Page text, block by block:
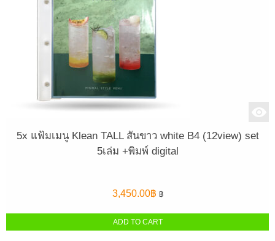
5x แฟ้มเมนู Klean TALL สันขาว white B4 (12view) set
5เล่ม +พิมพ์ digital
3,450.00฿ ฿
ADD TO CART